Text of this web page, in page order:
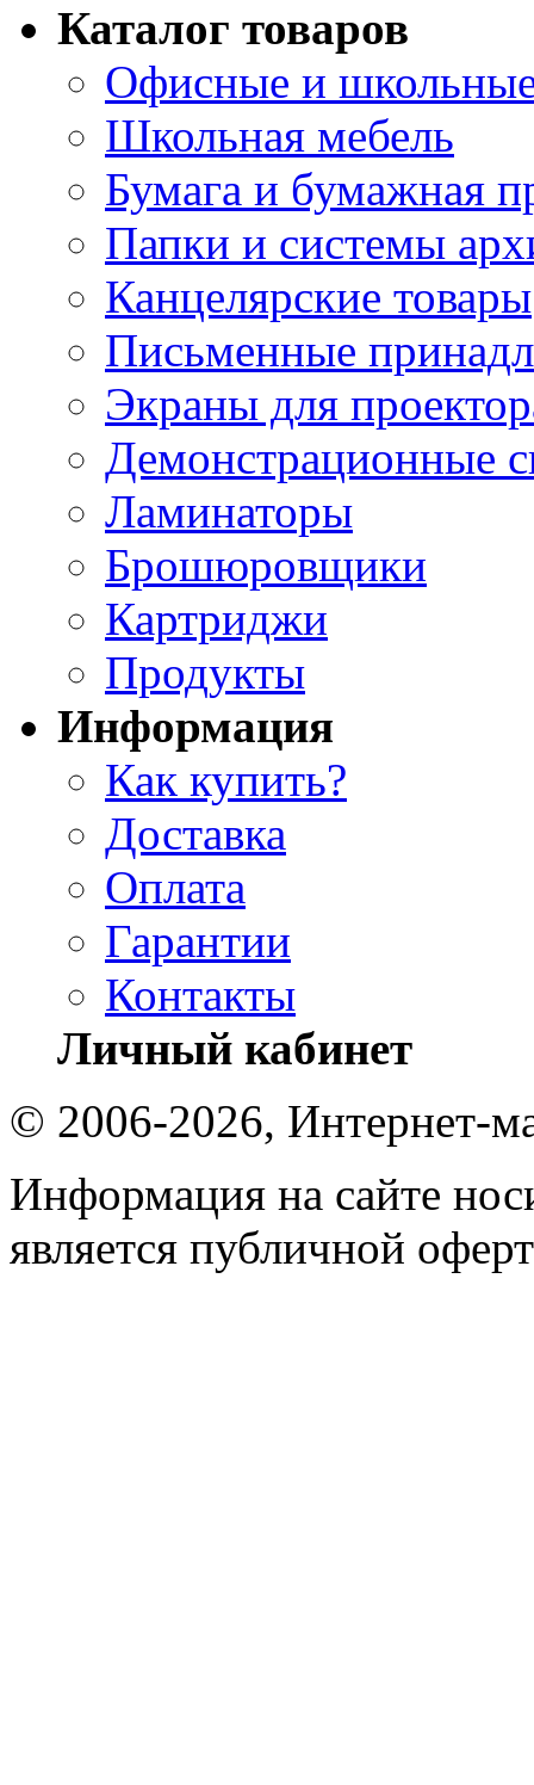
Каталог товаров
Офисные и
Школьная мебель
Бумага и бумажная
Папки и системы
Канцелярские товары
Письменные
Экраны для
Демонстрационные
Ламинаторы
Брошюровщики
Картриджи
Продукты
Информация
Как купить?
Доставка
Оплата
Гарантии
Контакты
Личный кабинет
© 2006-2026, Интернет-
Информация на сайте
является публичной